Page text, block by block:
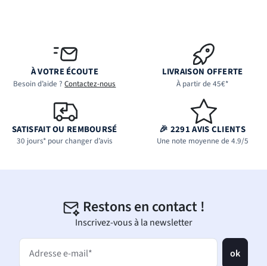
À VOTRE ÉCOUTE
Besoin d’aide ?Contactez-nous
LIVRAISON OFFERTE
À partir de 45€*
SATISFAIT OU REMBOURSÉ
30 jours* pour changer d’avis
🎉 2291 AVIS CLIENTS
Une note moyenne de 4.9/5
Restons en contact !
Inscrivez-vous à la newsletter
Adresse e-mail* ok